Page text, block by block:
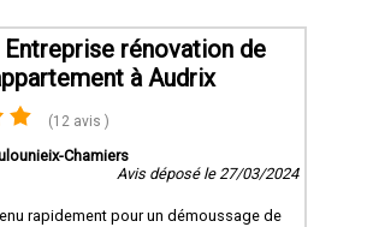
Entreprise rénovation de
à Audrix
(12 avis )
Chamiers
Avis déposé le 27/03/2024
rapidement pour un démoussage de